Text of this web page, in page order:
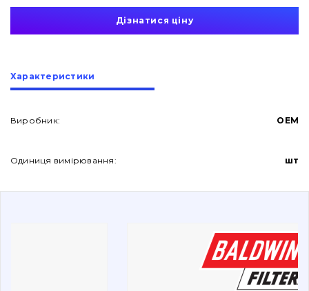
Про нас
Контакти
Вакансії
Пошук
Дізнатися ціну
Характеристики
Виробник: OEM
Одиниця вимірювання: шт